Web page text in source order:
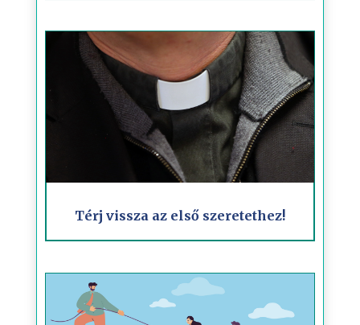
Térj vissza az első szeretethez!